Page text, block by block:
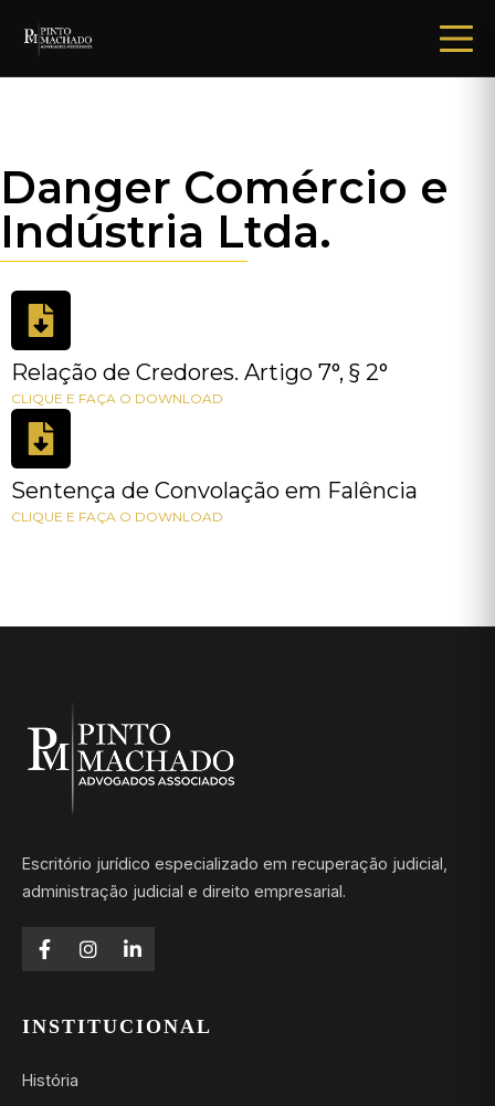
Danger Comércio e
Indústria Ltda.
Relação de Credores. Artigo 7°, § 2°
CLIQUE E FAÇA O DOWNLOAD
Sentença de Convolação em Falência
CLIQUE E FAÇA O DOWNLOAD
Escritório jurídico especializado em recuperação judicial,
administração judicial e direito empresarial.
INSTITUCIONAL
História